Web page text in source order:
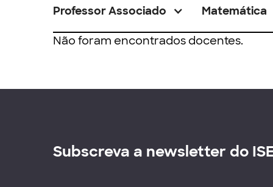
Professor Associado Matemática
Não foram encontrados docentes.
Subscreva a newsletter do